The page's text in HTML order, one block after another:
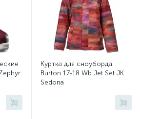
Куртка для сноуборда
Burton 17-18 Wb Jet Set JK
Sedona